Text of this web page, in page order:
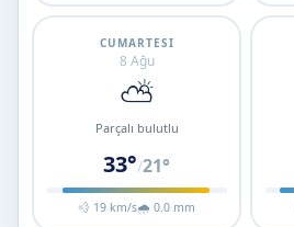
CUMARTESI
8 Ağu
⛅
Parçalı bulutlu
33°/21°
💨 19 km/s🌧 0.0 mm